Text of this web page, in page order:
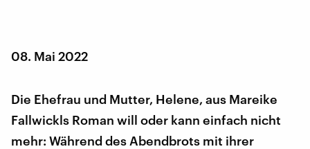
08. Mai 2022
Die Ehefrau und Mutter, Helene, aus Mareike
Fallwickls Roman will oder kann einfach nicht
mehr: Während des Abendbrots mit ihrer